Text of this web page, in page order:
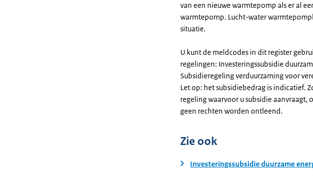
van een nieuwe warmtepomp als er al
warmtepomp. Lucht-water
situatie.
U kunt de meldcodes in dit register
regelingen: Investeringssubsidie
Subsidieregeling verduurzaming voor
Let op: het subsidiebedrag is indicatief.
regeling waarvoor u subsidie
geen rechten worden ontleend.
Zie ook
Investeringssubsidie duurzame